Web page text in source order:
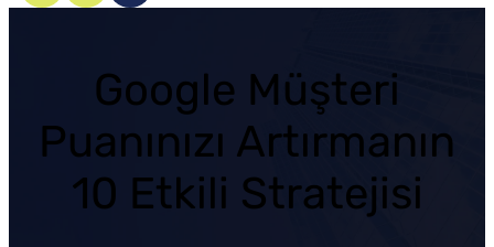
Google Müşteri
Puanınızı Artırmanın
10 Etkili Stratejisi